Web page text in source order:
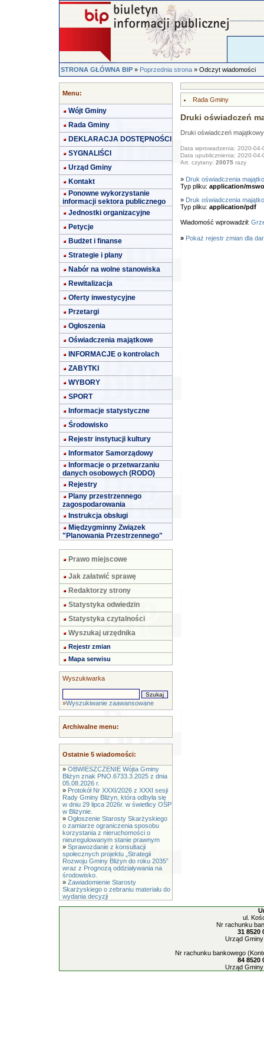
STRONA GŁÓWNA BIP»Poprzednia strona» Odczyt wiadomości
Menu:
Wójt Gminy
Rada Gminy
DEKLARACJA DOSTĘPNOŚCI
SYGNALIŚCI
Urząd Gminy
Kontakt
Ponowne wykorzystanie
informacji sektora publicznego
Jednostki organizacyjne
Petycje
Budżet i finanse
Strategie i plany
Nabór na wolne stanowiska
Rewitalizacja
Oferty inwestycyjne
Przetargi
Ogłoszenia
Oświadczenia majątkowe
INFORMACJE o kontrolach
ZABYTKI
WYBORY
SPORT
Informacje statystyczne
Środowisko
Rejestr instytucji kultury
Informator Samorządowy
Informacje o przetwarzaniu
danych osobowych (RODO)
Rejestry
Plany przestrzennego
zagospodarowania
Instrukcja obsługi
Międzygminny Związek
"Planowania Przestrzennego"
Prawo miejscowe
Jak załatwić sprawę
Redaktorzy strony
Statystyka odwiedzin
Statystyka czytalności
Wyszukaj urzędnika
Rejestr zmian
Mapa serwisu
Wyszukiwarka
»Wyszukiwanie zaawansowane
Archiwalne menu:
Ostatnie 5 wiadomości:
» OBWIESZCZENIE Wójta Gminy
Bliżyn znak PNO.6733.3.2025 z dnia
05.08.2026 r.
» Protokół Nr XXXI/2026 z XXXI sesji
Rady Gminy Bliżyn, która odbyła się
w dniu 29 lipca 2026r. w świetlicy OSP
w Bliżynie.
» Ogłoszenie Starosty Skarżyskiego
o zamiarze ograniczenia sposobu
korzystania z nieruchomości o
nieuregulowanym stanie prawnym
» Sprawozdanie z konsultacji
społecznych projektu „Strategii
Rozwoju Gminy Bliżyn do roku 2035”
wraz z Prognozą oddziaływania na
środowisko.
» Zawiadomienie Starosty
Skarżyskiego o zebraniu materiału do
wydania decyzji
Rada Gminy
Druki oświadczeń
Druki oświadczeń
Data wprowadzenia: 2020-04-
Data upublicznienia: 2020-04-
Art. czytany: 20075razy
» Druk oświadczenia
Typ pliku: application/
» Druk oświadczenia
Typ pliku: application/pdf
Wiadomość wprowadził:
» Pokaż rejestr zmian dla
ul.
Nr rachunku
31 8520
Urząd
Nr rachunku bankowego
84 8520
Urząd